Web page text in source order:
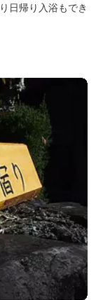
日帰り入浴もでき